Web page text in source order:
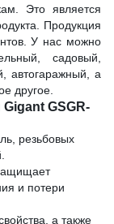
Это является
Продукция
У нас можно
садовый,
автогаражный, а
другое.
GSGR-
резьбовых
и потери
а также